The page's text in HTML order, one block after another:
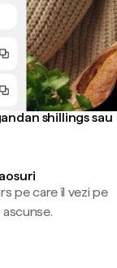
shillings sau
pe care îl vezi pe